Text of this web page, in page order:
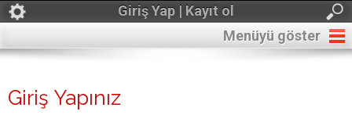
Giriş Yap | Kayıt ol
Menüyü göster
Giriş Yapınız